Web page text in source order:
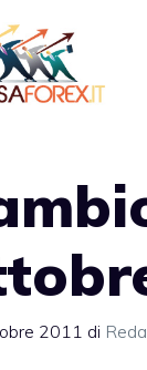
2011 di